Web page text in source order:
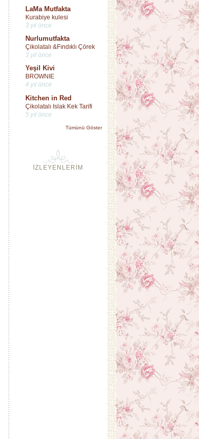
LaMa Mutfakta
Kurabiye kulesi
3 yıl önce
Nurlumutfakta
Çikolatalı &Fındıklı Çörek
3 yıl önce
Yeşil Kivi
BROWNIE
4 yıl önce
Kitchen in Red
Çikolatalı Islak Kek Tarifi
5 yıl önce
Tümünü Göster
İZLEYENLERİM